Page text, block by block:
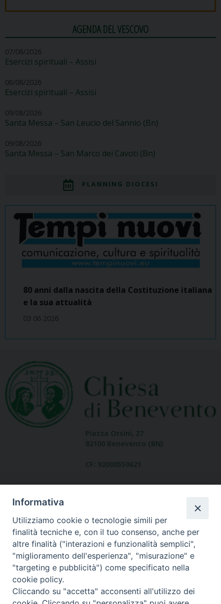
AGENDA DEL VESCOVO
07/08/2026
Esercizi spirituali – Assisi
08/08/2026
Esercizi spirituali – Assisi
09/08/2026
Santa Messa – San Leucio del Sannio (Bn)
09/08/2026
Santa Messa – San Marco dei Cavoti (Bn)
PLANNING DIOCESI
80 anni dalla nascita della Costituzione italiana
e la sua attualità
03 06 2026
Dove siamo
contatti
Informativa
Utilizziamo cookie o tecnologie simili per
finalità tecniche e, con il tuo consenso, anche per
altre finalità ("interazioni e funzionalità semplici",
"miglioramento dell'esperienza", "misurazione" e
"targeting e pubblicità") come specificato nella
cookie policy.
Cliccando su "accetta" acconsenti all'utilizzo dei